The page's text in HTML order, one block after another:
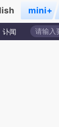
mini+
讣闻